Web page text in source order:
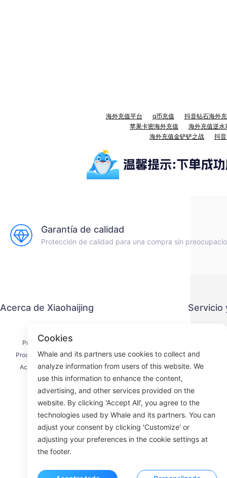
海外充值平台 q币充值
抖音钻石海外
苹果卡密海外充值
海外充值逆水
海外充值金铲铲之战
抖
Garantía de calidad
Protección de calidad para una compra sin
Acerca de Xiaohaijing
Proceso de envío
Proceso de reembolso
Acerca de nosotros
Servicio
ROOM
Cookies
Whale and its partners use cookies to collect and
analyze information from users of this website. We
use this information to enhance the content,
advertising, and other services provided on the
website. By clicking 'Accept All', you agree to the
technologies used by Whale and its partners. You can
adjust your consent by clicking 'Customize' or
adjusting your preferences in the cookie settings at
the footer.